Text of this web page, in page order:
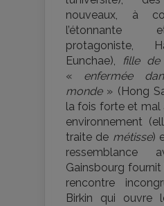
nouveaux, à
protagoniste,
Eunchae), fille de
« enfermée
monde» (Hong
la fois forte et mal
environnement
traite de métisse)
ressemblance
Gainsbourg fournit
rencontre
Birkin qui ouvre